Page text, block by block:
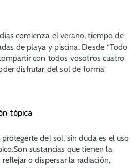
comienza el verano, tiempo de
de playa y piscina. Desde “Todo
con todos vosotros cuatro
disfrutar del sol de forma
tópica
del sol, sin duda es el uso
sustancias que tienen la
o dispersar la radiación,